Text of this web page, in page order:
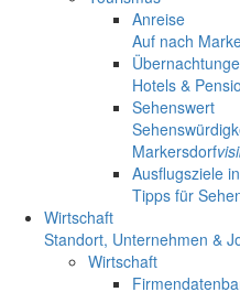
Anreise
Auf nach
Hotels &
Sehenswert
Markersdorf
Ausflugsziele
Tipps für
Wirtschaft
Standort, Unternehmen &
Wirtschaft